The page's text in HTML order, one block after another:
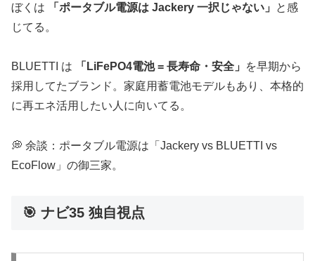
ぼくは 「ポータブル電源は Jackery 一択じゃない」
と感
じてる。
BLUETTI は 「LiFePO4電池 = 長寿命・安全」
を早期から
採用してたブランド。家庭用蓄電池モデルもあり、本格的
に再エネ活用したい人に向いてる。
💭 余談：ポータブル電源は「Jackery vs BLUETTI vs
EcoFlow」の御三家。
🎯 ナビ35 独自視点